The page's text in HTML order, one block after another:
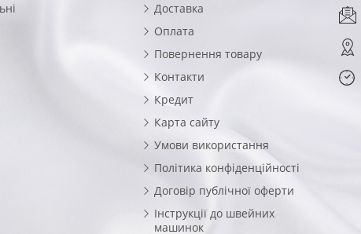
Доставка
Оплата
Повернення товару
Контакти
Кредит
Карта сайту
Умови використання
Політика конфіденційності
Договір публічної оферти
Інструкції до швейних
машинок